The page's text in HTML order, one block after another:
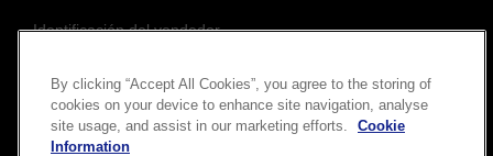
Identificación del vendedor
By clicking “Accept All Cookies”, you agree to the storing of
cookies on your device to enhance site navigation, analyse
site usage, and assist in our marketing efforts.
Cookie
Information